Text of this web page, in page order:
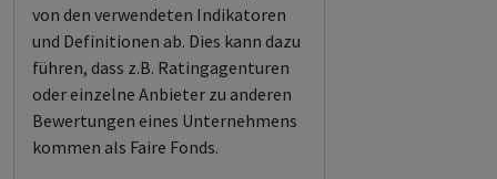
von den verwendeten Indikatoren
und Definitionen ab. Dies kann dazu
führen, dass z.B. Ratingagenturen
oder einzelne Anbieter zu anderen
Bewertungen eines Unternehmens
kommen als Faire Fonds.